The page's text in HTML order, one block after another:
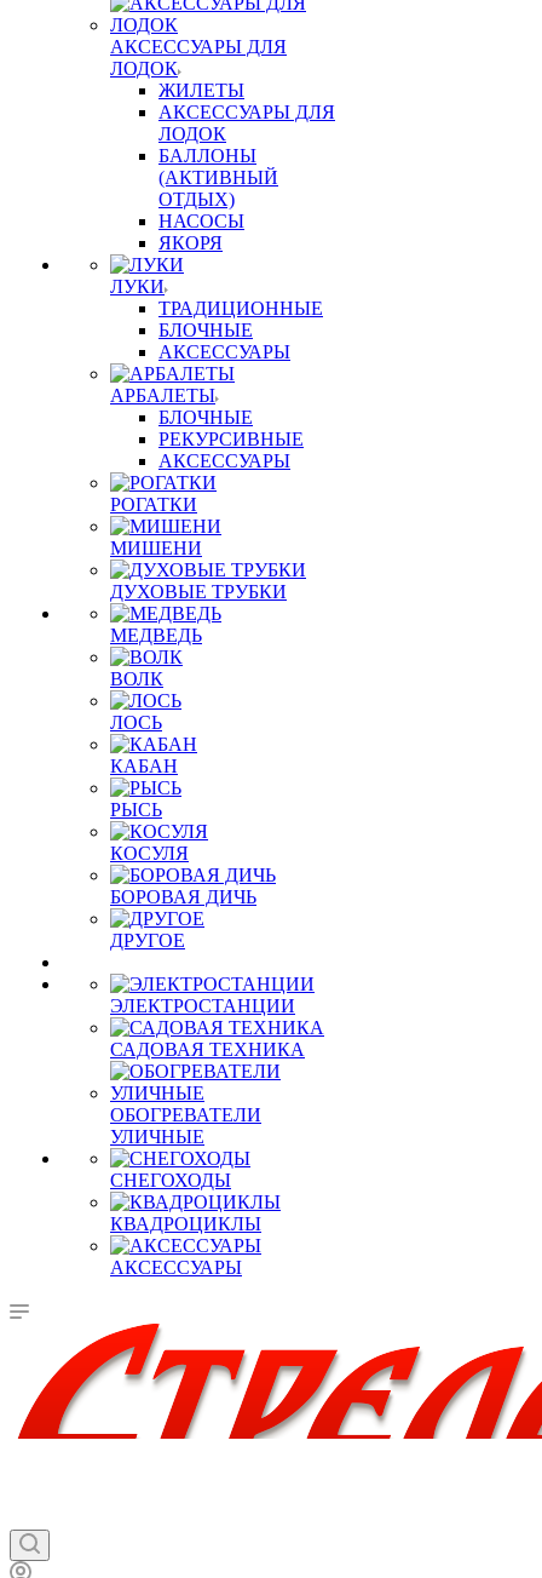
АКСЕССУАРЫ ДЛЯ
ЛОДОК
ЖИЛЕТЫ
АКСЕССУАРЫ ДЛЯ
ЛОДОК
БАЛЛОНЫ
(АКТИВНЫЙ
ОТДЫХ)
НАСОСЫ
ЯКОРЯ
ЛУКИ
ТРАДИЦИОННЫЕ
БЛОЧНЫЕ
АКСЕССУАРЫ
АРБАЛЕТЫ
БЛОЧНЫЕ
РЕКУРСИВНЫЕ
АКСЕССУАРЫ
РОГАТКИ
МИШЕНИ
ДУХОВЫЕ ТРУБКИ
МЕДВЕДЬ
ВОЛК
ЛОСЬ
КАБАН
РЫСЬ
КОСУЛЯ
БОРОВАЯ ДИЧЬ
ДРУГОЕ
ЭЛЕКТРОСТАНЦИИ
САДОВАЯ ТЕХНИКА
ОБОГРЕВАТЕЛИ
УЛИЧНЫЕ
СНЕГОХОДЫ
КВАДРОЦИКЛЫ
АКСЕССУАРЫ